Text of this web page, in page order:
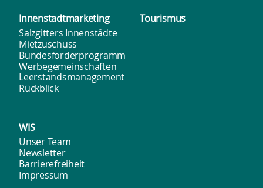
Innenstadt­marketing
Salzgitters Innenstädte
Mietzuschuss
Bundesförderprogramm
Werbegemeinschaften
Leerstandsmanagement
Rückblick
Tourismus
WIS
Unser Team
Newsletter
Barrierefreiheit
Impressum